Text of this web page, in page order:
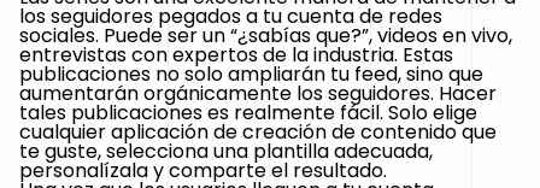
los seguidores pegados a tu cuenta de redes
sociales. Puede ser un “¿sabías que?”, videos en vivo,
entrevistas con expertos de la industria. Estas
publicaciones no solo ampliarán tu feed, sino que
aumentarán orgánicamente los seguidores. Hacer
tales publicaciones es realmente fácil. Solo elige
cualquier aplicación de creación de contenido que
te guste, selecciona una plantilla adecuada,
personalízala y comparte el resultado.